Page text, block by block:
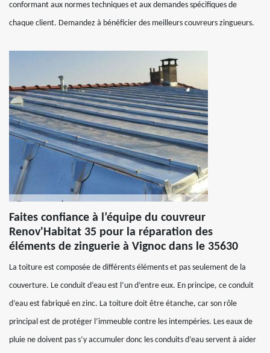
conformant aux normes techniques et aux demandes spécifiques de
chaque client. Demandez à bénéficier des meilleurs couvreurs zingueurs.
Faites confiance à l’équipe du couvreur
Renov'Habitat 35 pour la réparation des
éléments de zinguerie à Vignoc dans le 35630
La toiture est composée de différents éléments et pas seulement de la
couverture. Le conduit d’eau est l’un d’entre eux. En principe, ce conduit
d’eau est fabriqué en zinc. La toiture doit être étanche, car son rôle
principal est de protéger l’immeuble contre les intempéries. Les eaux de
pluie ne doivent pas s’y accumuler donc les conduits d’eau servent à aider